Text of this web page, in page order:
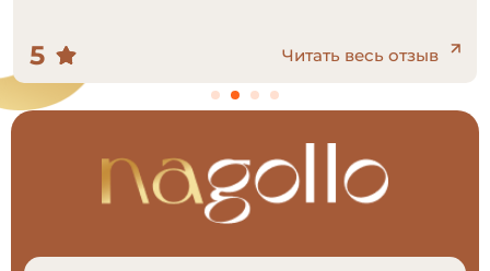
5 Читать весь отзыв